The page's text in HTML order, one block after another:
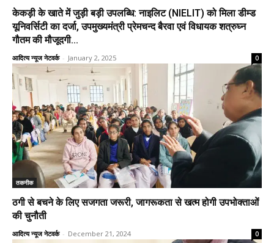
केकड़ी के खाते में जुड़ी बड़ी उपलब्धि: नाइलिट (NIELIT) को मिला डीम्ड
यूनिवर्सिटी का दर्जा, उपमुख्यमंत्री प्रेमचन्द बैरवा एवं विधायक शत्रुघ्न
गौतम की मौजूदगी...
आदित्य न्यूज नेटवर्क - January 2, 2025 0
तकनीक
ठगी से बचने के लिए सजगता जरूरी, जागरूकता से खत्म होगी उपभोक्ताओं
की चुनौती
आदित्य न्यूज नेटवर्क - December 21, 2024 0